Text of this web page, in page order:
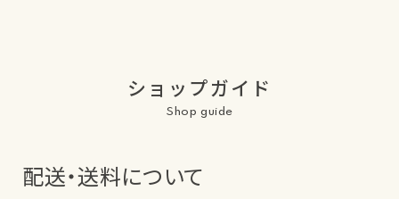
ショップガイド
Shop guide
配送・送料について